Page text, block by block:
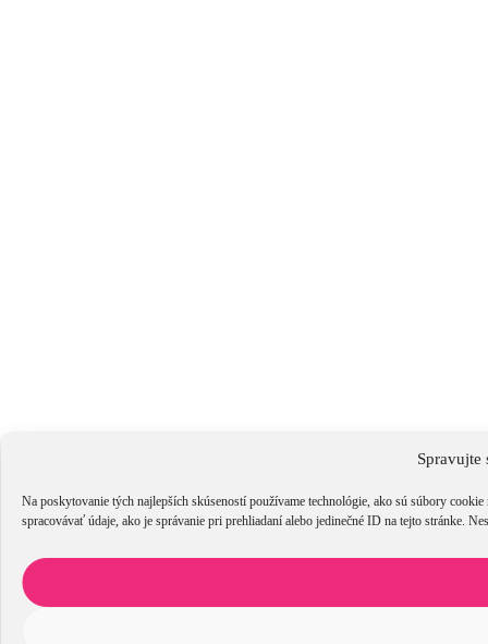
Spravujte
Na poskytovanie tých najlepších skúseností používame technológie, ako sú súbory
spracovávať údaje, ako je správanie pri prehliadaní alebo jedinečné ID na tejto stránke.